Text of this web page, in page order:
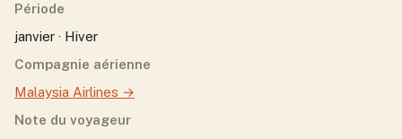
Période
janvier · Hiver
Compagnie aérienne
Malaysia Airlines →
Note du voyageur